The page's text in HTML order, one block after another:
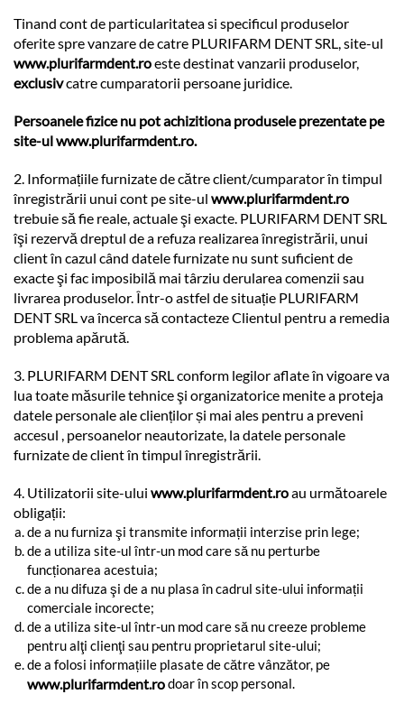
Tinand cont de particularitatea si specificul produselor
oferite spre vanzare de catre PLURIFARM DENT SRL, site-ul
www.plurifarmdent.roeste destinat vanzarii produselor,
exclusivcatre cumparatorii persoane juridice.
Persoanele fizice nu pot achizitiona produsele prezentate pe
site-ulwww.plurifarmdent.ro.
2. Informațiile furnizate de către client/cumparator în timpul
înregistrării unui cont pe site-ul www.plurifarmdent.ro
trebuie să fie reale, actuale şi exacte. PLURIFARM DENT SRL
îşi rezervă dreptul de a refuza realizarea înregistrării, unui
client în cazul când datele furnizate nu sunt suficient de
exacte şi fac imposibilă mai târziu derularea comenzii sau
livrarea produselor. Într-o astfel de situație PLURIFARM
DENT SRL va încerca să contacteze Clientul pentru a remedia
problema apărută.
3. PLURIFARM DENT SRL conform legilor aflate în vigoare va
lua toate măsurile tehnice şi organizatorice menite a proteja
datele personale ale clienților și mai ales pentru a preveni
accesul , persoanelor neautorizate, la datele personale
furnizate de client în timpul înregistrării.
4. Utilizatorii site-ului www.plurifarmdent.roau următoarele
obligații:
de a nu furniza şi transmite informații interzise prin lege;
de a utiliza site-ul într-un mod care să nu perturbe
funcționarea acestuia;
de a nu difuza şi de a nu plasa în cadrul site-ului informații
comerciale incorecte;
de a utiliza site-ul într-un mod care să nu creeze probleme
pentru alţi clienţi sau pentru proprietarul site-ului;
de a folosi informațiile plasate de către vânzător, pe
www.plurifarmdent.rodoar în scop personal.